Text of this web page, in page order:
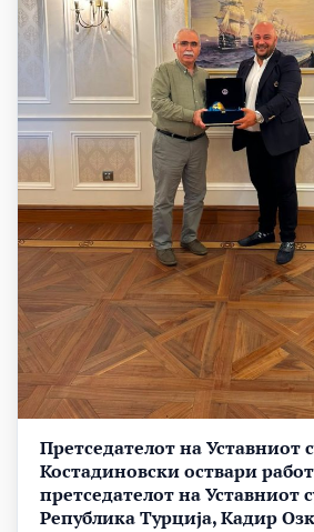
Претседателот на Уставниот
Костадиновски оствари
претседателот на Уставниот
Република Турција, Кадир